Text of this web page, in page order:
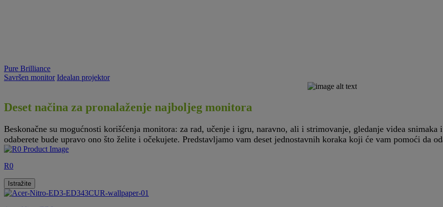
Pure Brilliance
Savršen monitor Idealan projektor
PURE
Acer Consumer Monitors
Deset načina za pronalaženje najboljeg monitora
Beskonačne su mogućnosti korišćenja monitora: za rad, učenje i igru, naravno, ali i strimovanje, gledanje videa
odaberete bude upravo ono što želite i očekujete. Predstavljamo vam deset jednostavnih koraka koji će vam pomoći da
R0
Istražite